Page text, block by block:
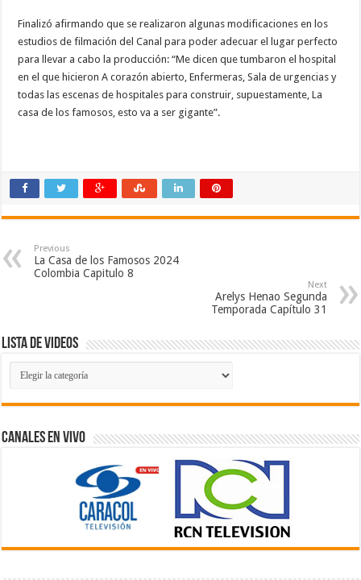
Finalizó afirmando que se realizaron algunas modificaciones en los
estudios de filmación del Canal para poder adecuar el lugar perfecto
para llevar a cabo la producción: “Me dicen que tumbaron el hospital
en el que hicieron A corazón abierto, Enfermeras, Sala de urgencias y
todas las escenas de hospitales para construir, supuestamente, La
casa de los famosos, esto va a ser gigante”.
Previous
La Casa de los Famosos 2024
Colombia Capitulo 8
Next
Arelys Henao Segunda
Temporada Capítulo 31
Lista de Videos
Lista
de
Videos
Canales En Vivo